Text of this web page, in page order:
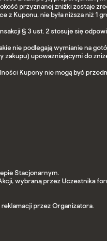
przyznanej zniżki zostaje
Kuponu, nie była niższa niż 1
§ 3 ust. 2 stosuje się
nie podlegają wymianie na
zakupu) upoważniającymi do
Kupony nie mogą być
Stacjonarnym.
wybraną przez Uczestnika
przez Organizatora.